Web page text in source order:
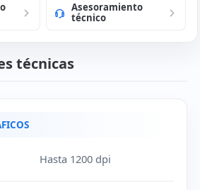
Asesoramiento
técnico
técnicas
ADS-1700W
Hasta 1200 dpi